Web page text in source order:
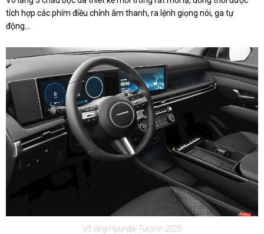
tích hợp các phím điều chỉnh âm thanh, ra lệnh giọng nói, ga tự
động...
Vô lăng Hyundai Tucson 2025